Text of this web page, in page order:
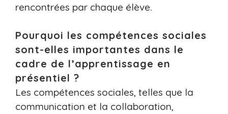
rencontrées par chaque élève.
Pourquoi les compétences sociales
sont-elles importantes dans le
cadre de l’apprentissage en
présentiel ?
Les compétences sociales, telles que la
communication et la collaboration,